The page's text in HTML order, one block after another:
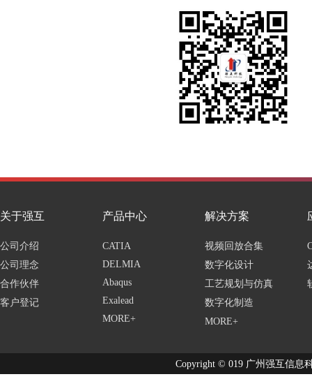
关于强互
公司介绍
公司理念
合作伙伴
客户登记
产品中心
CATIA
DELMIA
Abaqus
Exalead
MORE+
解决方案
视频回放合集
数字化设计
工艺规划与仿真
数字化制造
MORE+
Copyright © 019 广州强互信息